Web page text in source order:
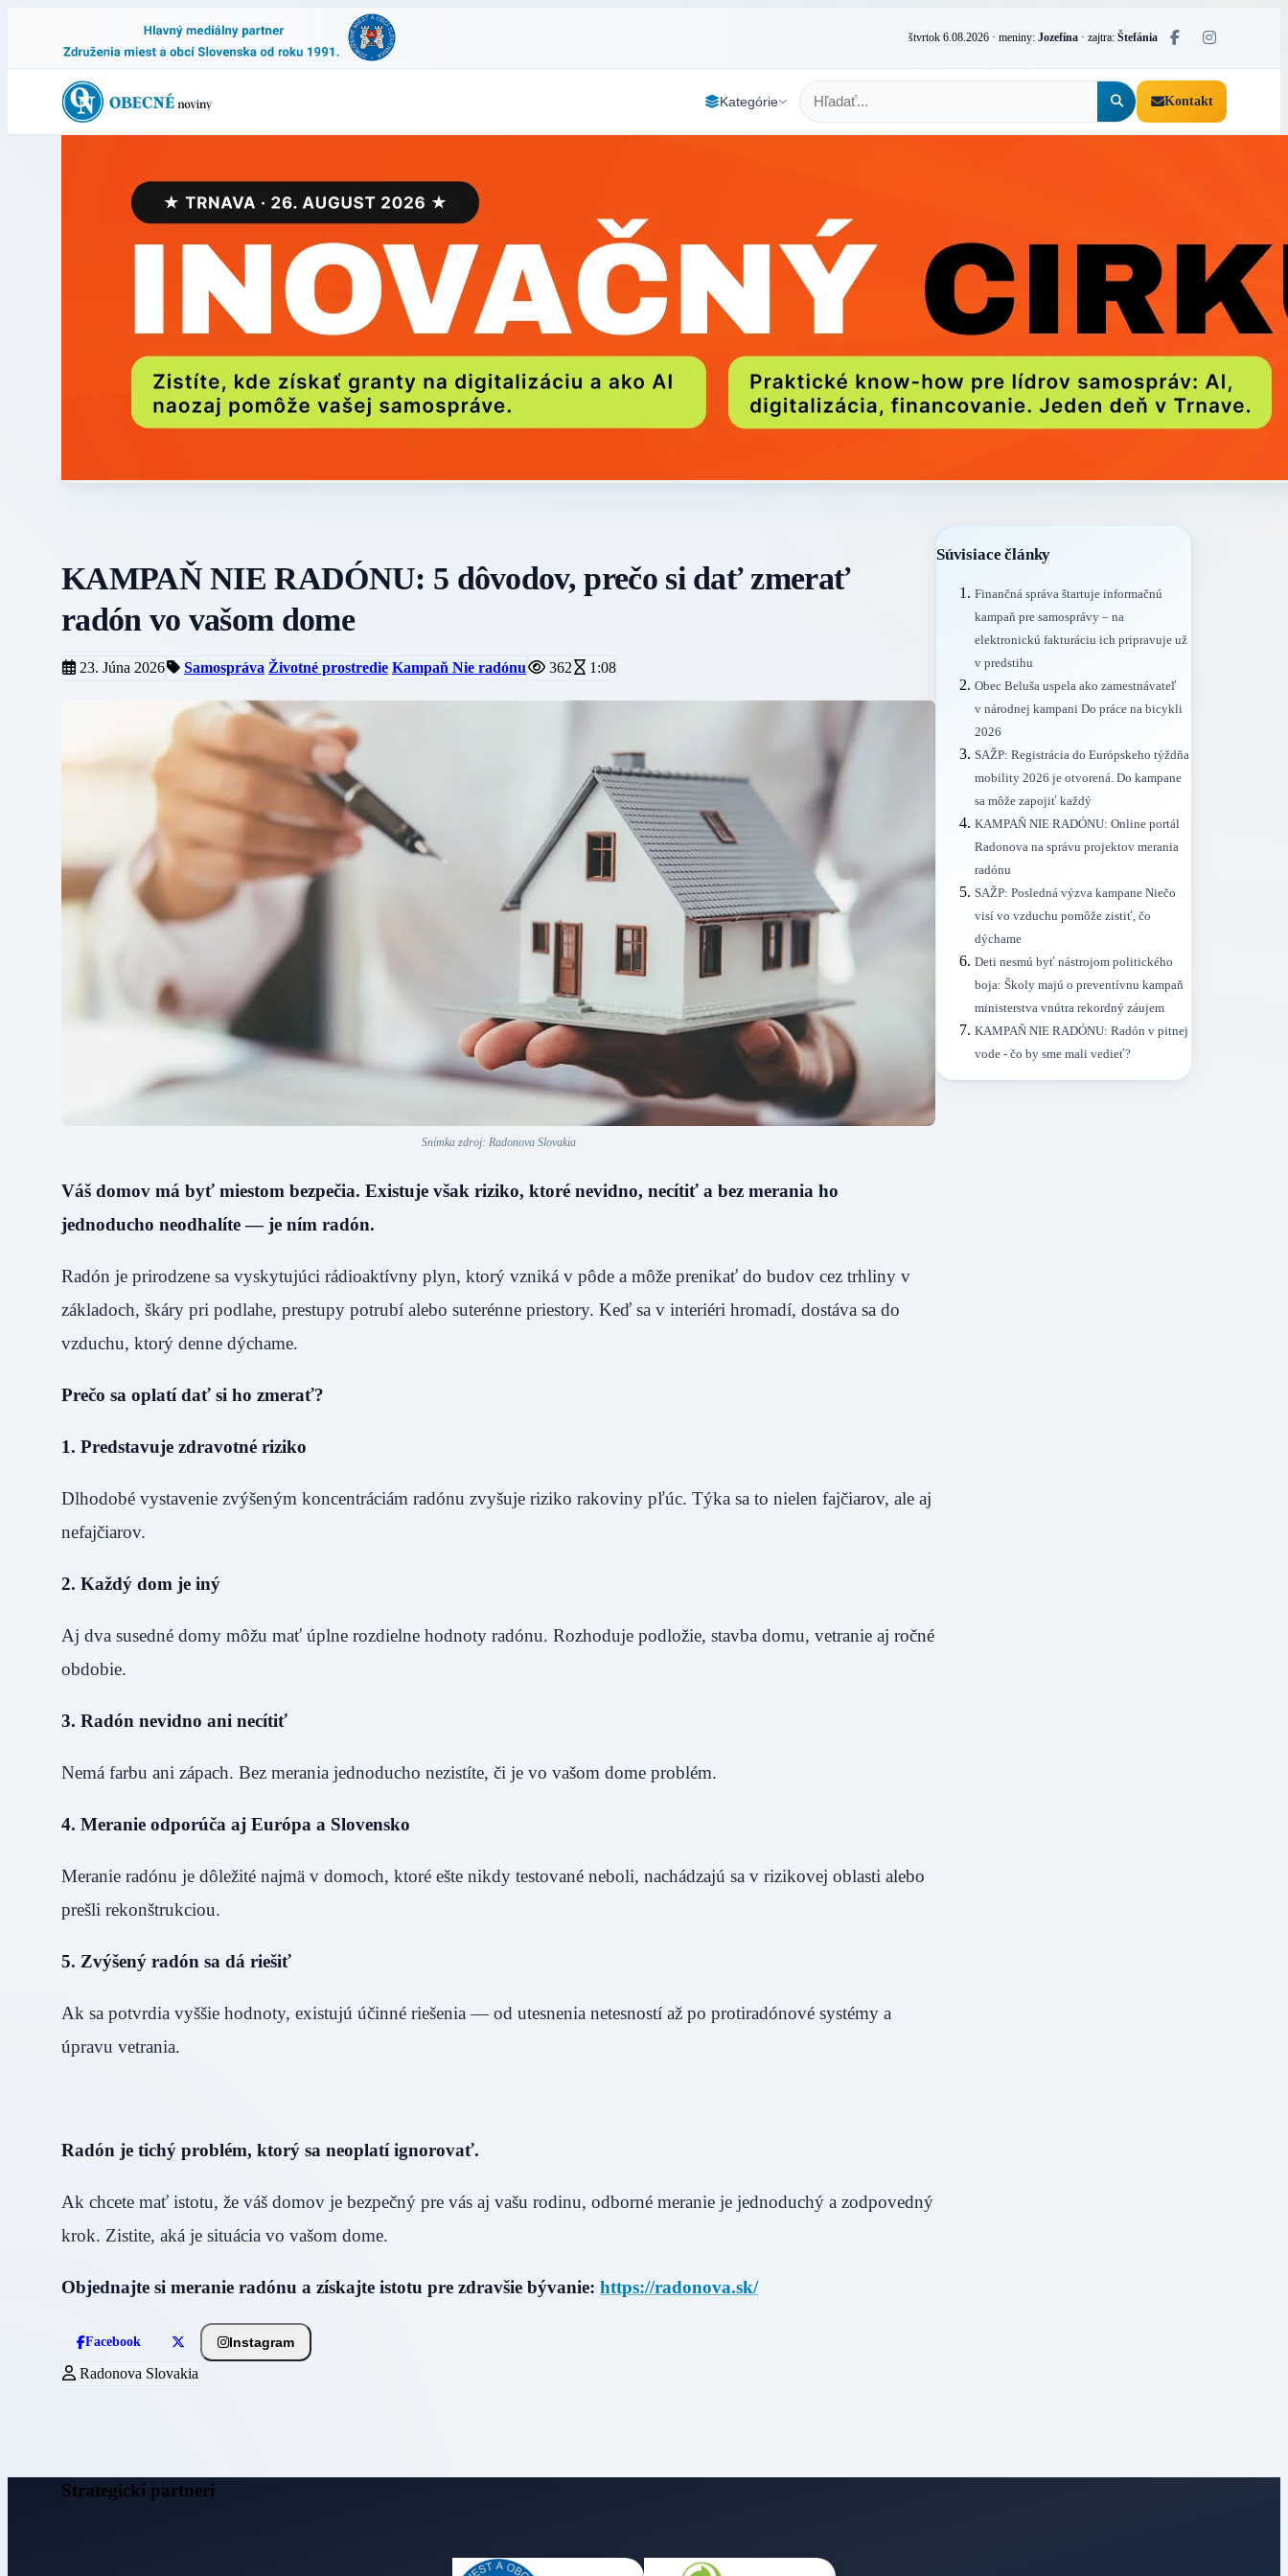
štvrtok 6.08.2026 · meniny: Jozefína · zajtra: Štefánia
Kategórie Kontakt
KAMPAŇ NIE RADÓNU: 5 dôvodov, prečo si dať zmerať
radón vo vašom dome
23. Júna 2026 Samospráva Životné prostredie Kampaň Nie radónu 362 1:08
Snímka zdroj: Radonova Slovakia
Váš domov má byť miestom bezpečia. Existuje však riziko, ktoré nevidno, necítiť a bez merania ho
jednoducho neodhalíte — je ním radón.
Radón je prirodzene sa vyskytujúci rádioaktívny plyn, ktorý vzniká v pôde a môže prenikať do budov cez trhliny v
základoch, škáry pri podlahe, prestupy potrubí alebo suterénne priestory. Keď sa v interiéri hromadí, dostáva sa do
vzduchu, ktorý denne dýchame.
Prečo sa oplatí dať si ho zmerať?
1. Predstavuje zdravotné riziko
Dlhodobé vystavenie zvýšeným koncentráciám radónu zvyšuje riziko rakoviny pľúc. Týka sa to nielen fajčiarov, ale aj
nefajčiarov.
2. Každý dom je iný
Aj dva susedné domy môžu mať úplne rozdielne hodnoty radónu. Rozhoduje podložie, stavba domu, vetranie aj ročné
obdobie.
3. Radón nevidno ani necítiť
Nemá farbu ani zápach. Bez merania jednoducho nezistíte, či je vo vašom dome problém.
4. Meranie odporúča aj Európa a Slovensko
Meranie radónu je dôležité najmä v domoch, ktoré ešte nikdy testované neboli, nachádzajú sa v rizikovej oblasti alebo
prešli rekonštrukciou.
5. Zvýšený radón sa dá riešiť
Ak sa potvrdia vyššie hodnoty, existujú účinné riešenia — od utesnenia netesností až po protiradónové systémy a
úpravu vetrania.
Radón je tichý problém, ktorý sa neoplatí ignorovať.
Ak chcete mať istotu, že váš domov je bezpečný pre vás aj vašu rodinu, odborné meranie je jednoduchý a zodpovedný
krok. Zistite, aká je situácia vo vašom dome.
Objednajte si meranie radónu a získajte istotu pre zdravšie bývanie: https://radonova.sk/
Facebook Instagram
Radonova Slovakia
Súvisiace články
Finančná správa štartuje informačnú
kampaň pre samosprávy – na
elektronickú fakturáciu ich pripravuje už
v predstihu
Obec Beluša uspela ako zamestnávateľ
v národnej kampani Do práce na bicykli
2026
SAŽP: Registrácia do Európskeho týždňa
mobility 2026 je otvorená. Do kampane
sa môže zapojiť každý
KAMPAŇ NIE RADÓNU: Online portál
Radonova na správu projektov merania
radónu
SAŽP: Posledná výzva kampane Niečo
visí vo vzduchu pomôže zistiť, čo
dýchame
Deti nesmú byť nástrojom politického
boja: Školy majú o preventívnu kampaň
ministerstva vnútra rekordný záujem
KAMPAŇ NIE RADÓNU: Radón v pitnej
vode - čo by sme mali vedieť?
Strategickí partneri